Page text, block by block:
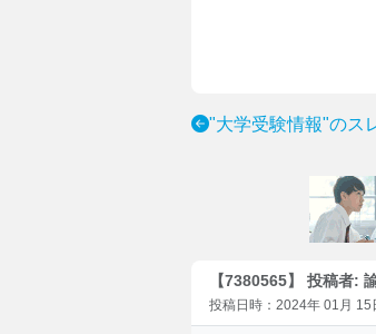
"大学受験情報"のス
【7380565】 投稿者:
投稿日時：2024年 01月 15